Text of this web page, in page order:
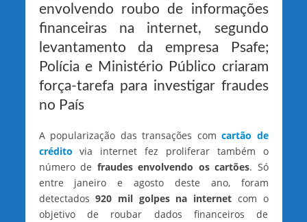
envolvendo roubo de informações
financeiras na internet, segundo
levantamento da empresa Psafe;
Polícia e Ministério Público criaram
força-tarefa para investigar fraudes
no País
A popularização das transações com cartão de
crédito via internet fez proliferar também o
número de fraudes envolvendo os cartões. Só
entre janeiro e agosto deste ano, foram
detectados920 mil golpes na internet com o
objetivo de roubar dados financeiros de